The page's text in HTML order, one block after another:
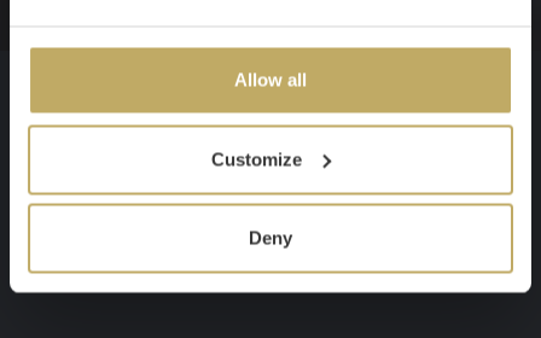
Allow all
Customize
Deny
Popis